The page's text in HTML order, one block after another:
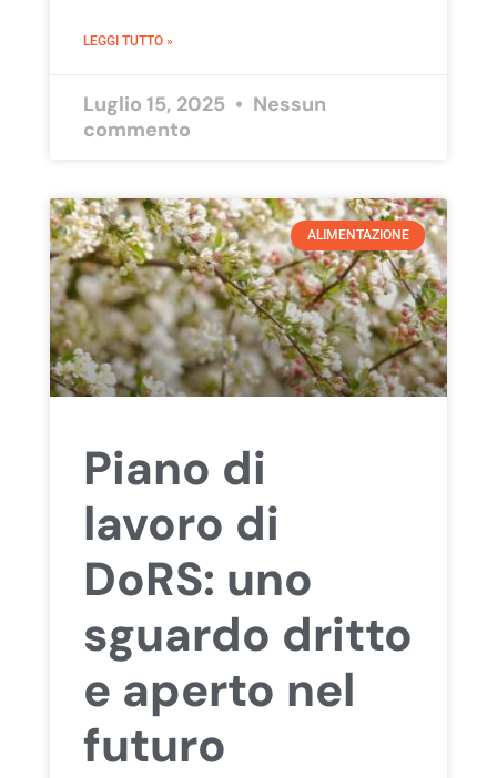
LEGGI TUTTO »
Luglio 15, 2025
Nessun
commento
ALIMENTAZIONE
Piano di
lavoro di
DoRS: uno
sguardo dritto
e aperto nel
futuro